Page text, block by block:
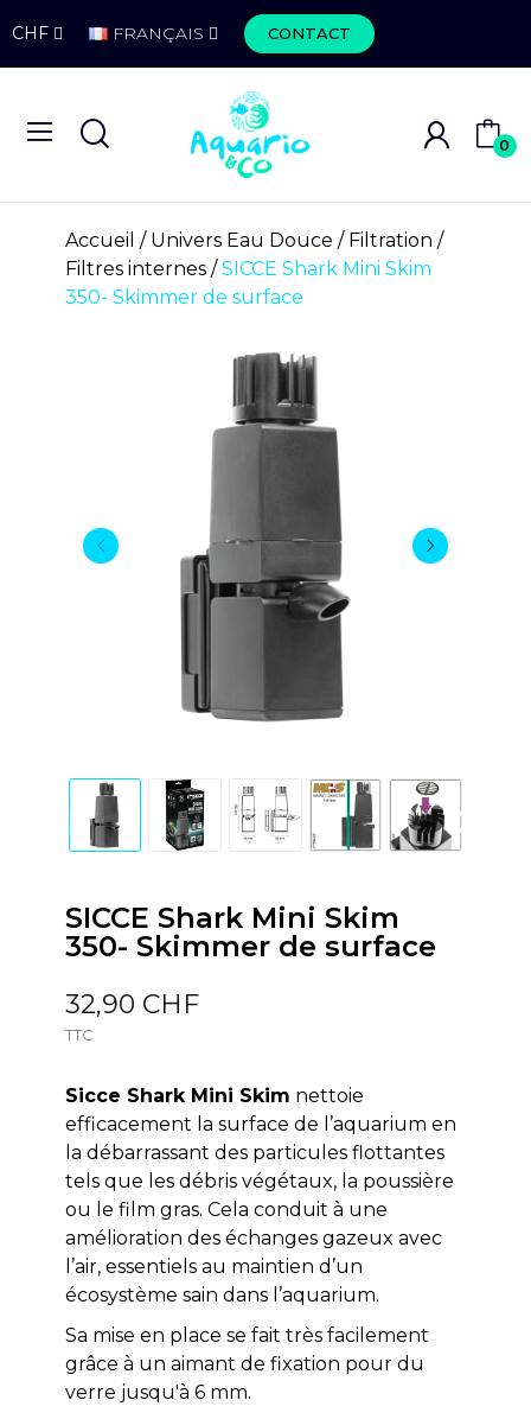
CHF FRANÇAIS CONTACT
0
Accueil Univers Eau Douce
Filtration
Filtres internes
SICCE Shark Mini Skim
350- Skimmer de surface
SICCE Shark Mini Skim
350- Skimmer de surface
32,90 CHF
TTC
Sicce Shark Mini Skim nettoie
efficacement la surface de l’aquarium en
la débarrassant des particules flottantes
tels que les débris végétaux, la poussière
ou le film gras. Cela conduit à une
amélioration des échanges gazeux avec
l’air, essentiels au maintien d’un
écosystème sain dans l’aquarium.
Sa mise en place se fait très facilement
grâce à un aimant de fixation pour du
verre jusqu'à 6 mm.